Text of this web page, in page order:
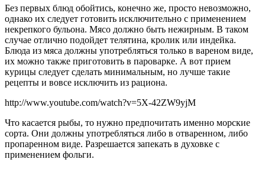
Без первых блюд обойтись, конечно же, просто невозможно,
однако их следует готовить исключительно с применением
некрепкого бульона. Мясо должно быть нежирным. В таком
случае отлично подойдет телятина, кролик или индейка.
Блюда из мяса должны употребляться только в вареном виде,
их можно также приготовить в пароварке. А вот прием
курицы следует сделать минимальным, но лучше такие
рецепты и вовсе исключить из рациона.
http://www.youtube.com/watch?v=5X-42ZW9yjM
Что касается рыбы, то нужно предпочитать именно морские
сорта. Они должны употребляться либо в отваренном, либо
пропаренном виде. Разрешается запекать в духовке с
применением фольги.